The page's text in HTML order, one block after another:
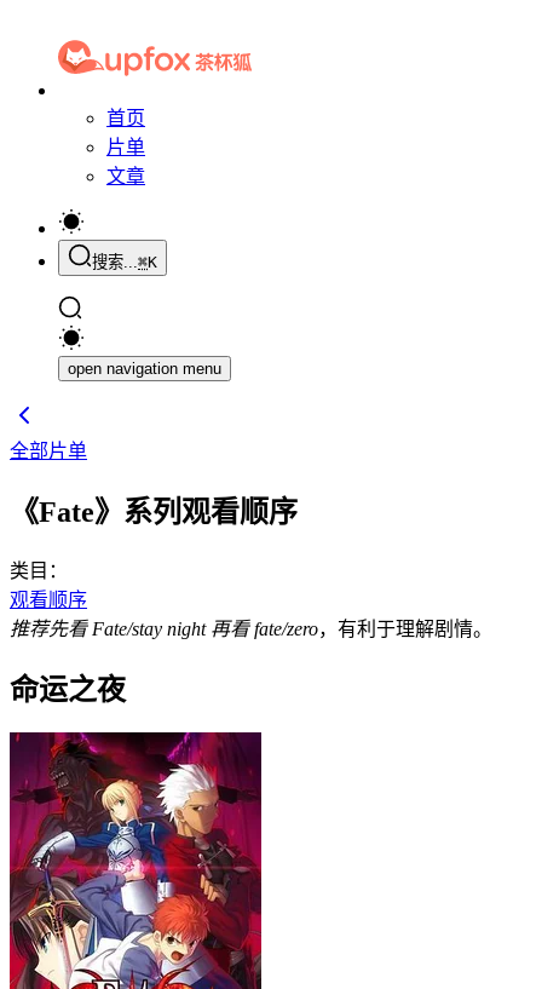
首页
片单
文章
搜索...⌘K
open navigation menu
全部片单
《Fate》系列观看顺序
类目：
观看顺序
推荐先看 Fate/stay night 再看 fate/zero，有利于理解剧情。
命运之夜